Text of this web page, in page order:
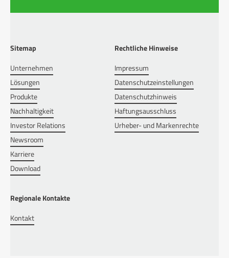
Sitemap
Unternehmen
Lösungen
Produkte
Nachhaltigkeit
Investor Relations
Newsroom
Karriere
Download
Rechtliche Hinweise
Impressum
Datenschutzeinstellungen
Datenschutzhinweis
Haftungsausschluss
Urheber- und Markenrechte
Regionale Kontakte
Kontakt